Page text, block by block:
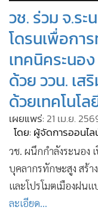
• กีฬา
• ต่างประเทศ
Special Scoop
• เศรษฐกิจ-ธุรกิจ
• จีน
• ชุมชน-คุณภาพชีวิต
• อาชญากรรม
Motoring
• วิทยาศาสตร์
• SMEs
วช. ร่วม จ.ร
โดรนเพื่อกา
เทคนิคระนอ
ด้วย ววน. เ
ด้วยเทคโนโล
เผยแพร่: 21 เม.ย.
โดย: ผู้จัดการออนไ
วช. ผนึกกำลังระนอง
บุคลากรทักษะสูง สร้
และโปรโมตเมืองฝน
ละเอียด...